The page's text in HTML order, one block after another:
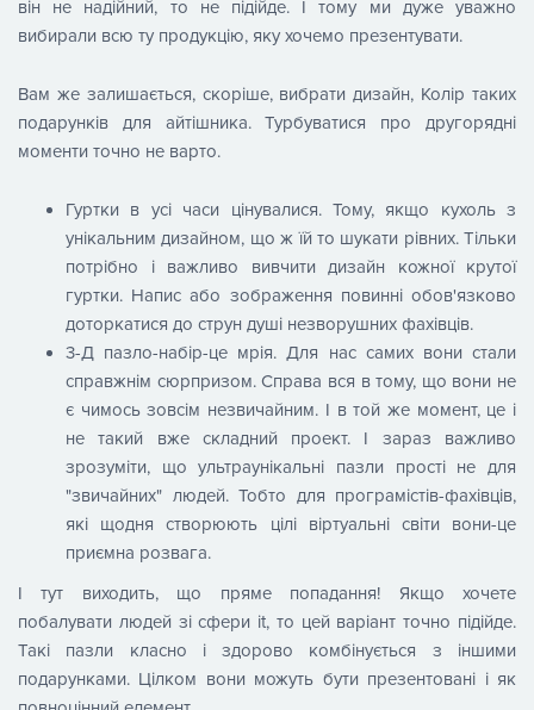
він не надійний, то не підійде. І тому ми дуже уважно
вибирали всю ту продукцію, яку хочемо презентувати.
Вам же залишається, скоріше, вибрати дизайн, Колір таких
подарунків для айтішника. Турбуватися про другорядні
моменти точно не варто.
Гуртки в усі часи цінувалися. Тому, якщо кухоль з
унікальним дизайном, що ж їй то шукати рівних. Тільки
потрібно і важливо вивчити дизайн кожної крутої
гуртки. Напис або зображення повинні обов'язково
доторкатися до струн душі незворушних фахівців.
3-Д пазло-набір-це мрія. Для нас самих вони стали
справжнім сюрпризом. Справа вся в тому, що вони не
є чимось зовсім незвичайним. І в той же момент, це і
не такий вже складний проект. І зараз важливо
зрозуміти, що ультраунікальні пазли прості не для
"звичайних" людей. Тобто для програмістів-фахівців,
які щодня створюють цілі віртуальні світи вони-це
приємна розвага.
І тут виходить, що пряме попадання! Якщо хочете
побалувати людей зі сфери it, то цей варіант точно підійде.
Такі пазли класно і здорово комбінується з іншими
подарунками. Цілком вони можуть бути презентовані і як